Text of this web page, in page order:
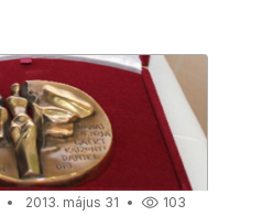
2013. május 31 103